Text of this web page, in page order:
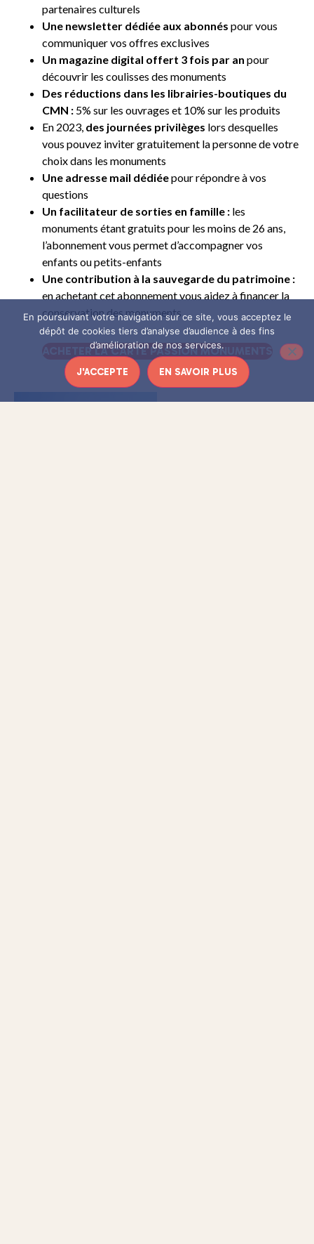
partenaires culturels
Une newsletter dédiée aux abonnés pour vous
communiquer vos offres exclusives
Un magazine digital offert 3 fois par an pour
découvrir les coulisses des monuments
Des réductions dans les librairies-boutiques du
CMN : 5% sur les ouvrages et 10% sur les produits
En 2023, des journées privilèges lors desquelles
vous pouvez inviter gratuitement la personne de votre
choix dans les monuments
Une adresse mail dédiéepour répondre à vos
questions
Un facilitateur de sorties en famille : les
monuments étant gratuits pour les moins de 26 ans,
l’abonnement vous permet d’accompagner vos
enfants ou petits-enfants
Une contribution à la sauvegarde du patrimoine :
en achetant cet abonnement vous aidez à financer la
conservation des monuments
ACHETER LA CARTE PASSION MONUMENTS
En poursuivant votre navigation sur ce site, vous acceptez le
dépôt de cookies tiers d’analyse d’audience à des fins
d’amélioration de nos services.
J'ACCEPTE EN SAVOIR PLUS